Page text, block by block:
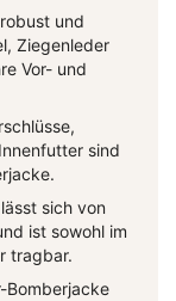
und
Ziegenleder
Vor- und
sind
sich von
ist sowohl im
tragbar.
Bomberjacke